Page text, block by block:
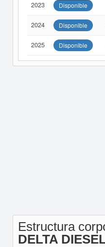
2023 Disponible
2024 Disponible
2025 Disponible
Estructura
DELTA